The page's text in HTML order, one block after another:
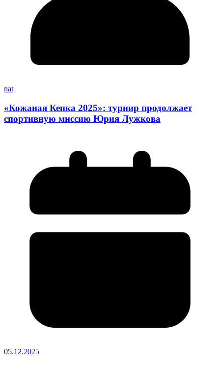
nat
«Кожаная Кепка 2025»: турнир продолжает
спортивную миссию Юрия Лужкова
05.12.2025